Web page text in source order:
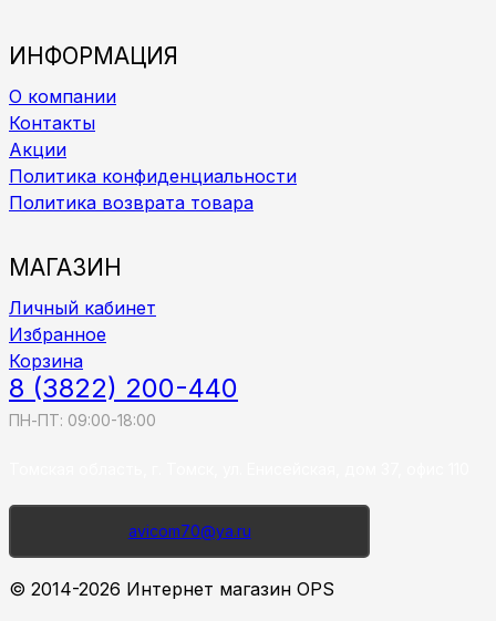
ИНФОРМАЦИЯ
О компании
Контакты
Акции
Политика конфиденциальности
Политика возврата товара
МАГАЗИН
Личный кабинет
Избранное
Корзина
8 (3822) 200-440
ПН-ПТ: 09:00-18:00
avicom70@ya.ru
© 2014-2026 Интернет магазин OPS